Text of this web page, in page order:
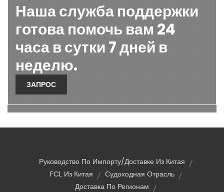
Наша служба поддержки
готова помочь вам 24
часа в сутки 7 дней в
неделю.
ЗАПРОС
Руководство По Импорту/доставке Из Китая
FCL Из Китая
Судоходная Отрасль
Доставка По Регионам